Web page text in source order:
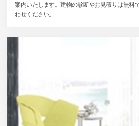
案内いたします。建物の診断やお見積りは無料
わせください。